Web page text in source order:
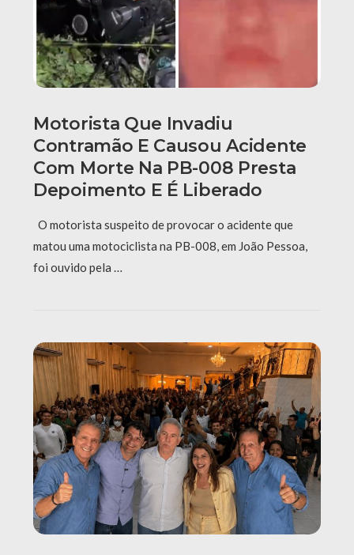
Motorista Que Invadiu
Contramão E Causou Acidente
Com Morte Na PB-008 Presta
Depoimento E É Liberado
O motorista suspeito de provocar o acidente que
matou uma motociclista na PB-008, em João Pessoa,
foi ouvido pela …